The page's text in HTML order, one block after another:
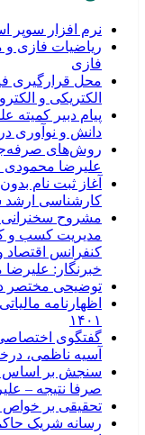
نرم افزار سوپر
ریاضیات فازی و
فازی
محل قرارگیری
الکتریکی و
پیام دبیر کمیته
دانش و نوآوری
روش‌های
علیرضا محمودی
آغاز ثبت نام
کارشناسی ارشد سال۱۴۰۲ دانشگاه
مشروح
مدیریت کسب و
کنفرانس
خبرنگار:
توضیحی مختصر
۱۴۰۱
گفتگوی
آسیه ناظمی،
سنجش بر اساس
صرفا نتیجه –
تحقیقی بر خواص
رسانه شریک